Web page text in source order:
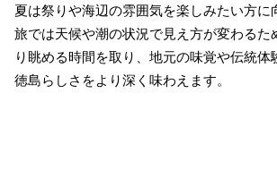
夏は祭りや海辺の雰囲気を楽しみたい方に
旅では天候や潮の状況で見え方が変わるた
り眺める時間を取り、地元の味覚や伝統体
徳島らしさをより深く味わえます。